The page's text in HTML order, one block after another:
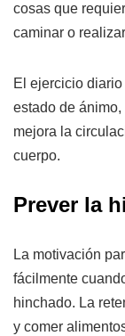
cosas que
caminar o
El ejercicio
estado de
mejora la
cuerpo.
Prever la
La motivación
fácilmente
hinchado. La
y comer